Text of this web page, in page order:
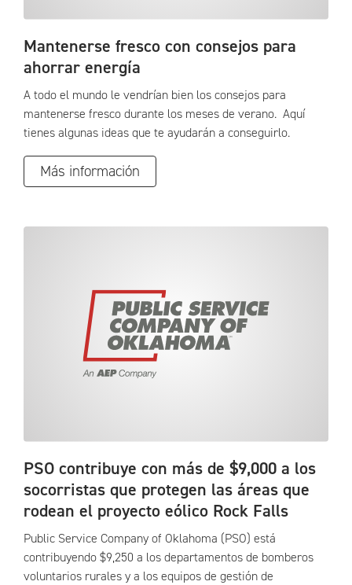
Mantenerse fresco con consejos para
ahorrar energía
A todo el mundo le vendrían bien los consejos para
mantenerse fresco durante los meses de verano. Aquí
tienes algunas ideas que te ayudarán a conseguirlo.
Más información
PSO contribuye con más de $9,000 a los
socorristas que protegen las áreas que
rodean el proyecto eólico Rock Falls
Public Service Company of Oklahoma (PSO) está
contribuyendo $9,250 a los departamentos de bomberos
voluntarios rurales y a los equipos de gestión de